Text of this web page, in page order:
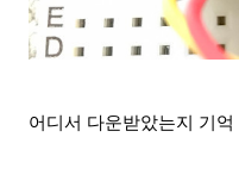
어디서 다운받았는지 기억